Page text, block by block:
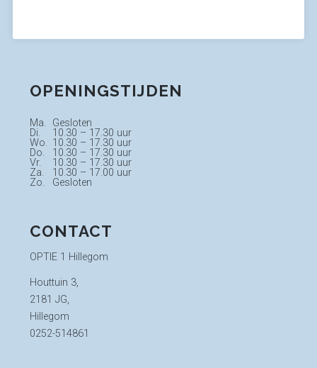
OPENINGSTIJDEN
Ma.	Gesloten
Di.	10.30 – 17.30 uur
Wo.	10.30 – 17.30 uur
Do.	10.30 – 17.30 uur
Vr.	10.30 – 17.30 uur
Za.	10.30 – 17.00 uur
CONTACT
OPTIE 1 Hillegom
Houttuin 3,
2181 JG,
Hillegom
0252-514861